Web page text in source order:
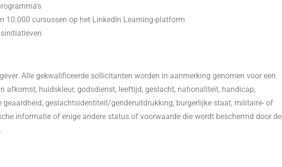
10.000 cursussen op het LinkedIn Learning-platform
Alle gekwalificeerde sollicitanten worden in aanmerking genomen voor een
afkomst, huidskleur, godsdienst, leeftijd, geslacht, nationaliteit, handicap,
geaardheid, geslachtsidentiteit/genderuitdrukking, burgerlijke staat, militaire- of
informatie of enige andere status of voorwaarde die wordt beschermd door de